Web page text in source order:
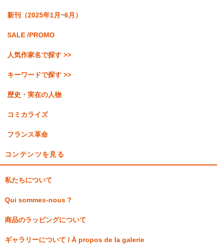
新刊（2025年1月~6月）
SALE /PROMO
人気作家名で探す >>
キーワードで探す >>
歴史・実在の人物
コミカライズ
フランス革命
コンテンツを見る
私たちについて
Qui sommes-nous ?
商品のラッピングについて
ギャラリーについて / À propos de la galerie